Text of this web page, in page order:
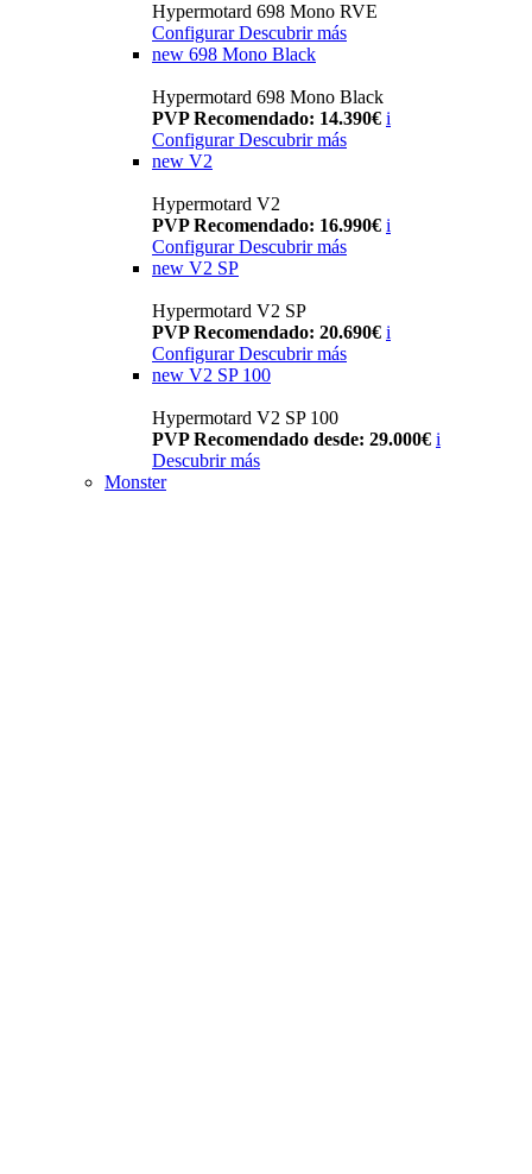
Hypermotard 698 Mono RVE
Configurar Descubrir más
new 698 Mono Black
Hypermotard 698 Mono Black
PVP Recomendado: 14.390€ i
Configurar Descubrir más
new V2
Hypermotard V2
PVP Recomendado: 16.990€ i
Configurar Descubrir más
new V2 SP
Hypermotard V2 SP
PVP Recomendado: 20.690€ i
Configurar Descubrir más
new V2 SP 100
Hypermotard V2 SP 100
PVP Recomendado desde: 29.000€ i
Descubrir más
Monster